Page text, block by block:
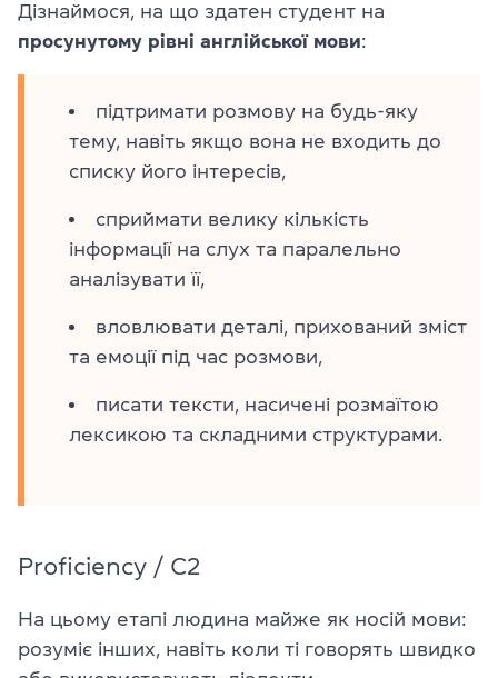
Дізнаймося, на що здатен студент на
просунутому рівні англійської мови:
підтримати розмову на будь-яку
тему, навіть якщо вона не входить до
списку його інтересів,
сприймати велику кількість
інформації на слух та паралельно
аналізувати її,
вловлювати деталі, прихований зміст
та емоції під час розмови,
писати тексти, насичені розмаїтою
лексикою та складними структурами.
Proficiency / C2
На цьому етапі людина майже як носій мови:
розуміє інших, навіть коли ті говорять швидко